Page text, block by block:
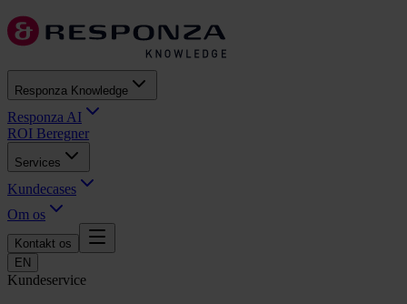
Responza Knowledge
Responza AI
ROI Beregner
Services
Kundecases
Om os
Kontakt os
EN
Kundeservice